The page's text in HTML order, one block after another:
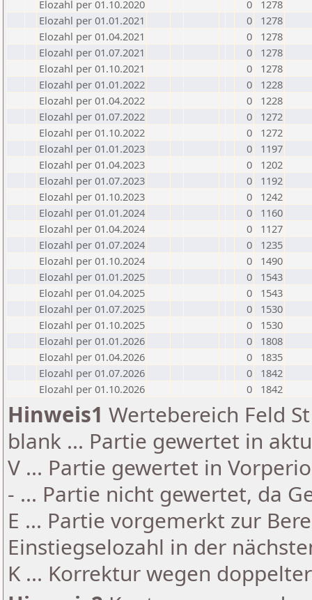
Elozahl per 01.10.2020
0
1278
Elozahl per 01.01.2021
0
1278
Elozahl per 01.04.2021
0
1278
Elozahl per 01.07.2021
0
1278
Elozahl per 01.10.2021
0
1278
Elozahl per 01.01.2022
0
1228
Elozahl per 01.04.2022
0
1228
Elozahl per 01.07.2022
0
1272
Elozahl per 01.10.2022
0
1272
Elozahl per 01.01.2023
0
1197
Elozahl per 01.04.2023
0
1202
Elozahl per 01.07.2023
0
1192
Elozahl per 01.10.2023
0
1242
Elozahl per 01.01.2024
0
1160
Elozahl per 01.04.2024
0
1127
Elozahl per 01.07.2024
0
1235
Elozahl per 01.10.2024
0
1490
Elozahl per 01.01.2025
0
1543
Elozahl per 01.04.2025
0
1543
Elozahl per 01.07.2025
0
1530
Elozahl per 01.10.2025
0
1530
Elozahl per 01.01.2026
0
1808
Elozahl per 01.04.2026
0
1835
Elozahl per 01.07.2026
0
1842
Elozahl per 01.10.2026
0 1842
Hinweis1 Wertebereich Feld
blank ... Partie gewertet in
V ... Partie gewertet in
- ... Partie nicht gewertet, da
E ... Partie vorgemerkt zur
Einstiegselozahl in der
K ... Korrektur wegen